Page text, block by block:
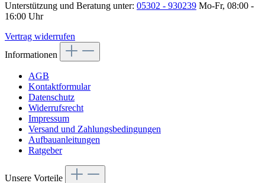
Unterstützung und Beratung unter: 05302 - 930239 Mo-Fr, 08:00 -
16:00 Uhr
Vertrag widerrufen
Informationen
AGB
Kontaktformular
Datenschutz
Widerrufsrecht
Impressum
Versand und Zahlungsbedingungen
Aufbauanleitungen
Ratgeber
Unsere Vorteile